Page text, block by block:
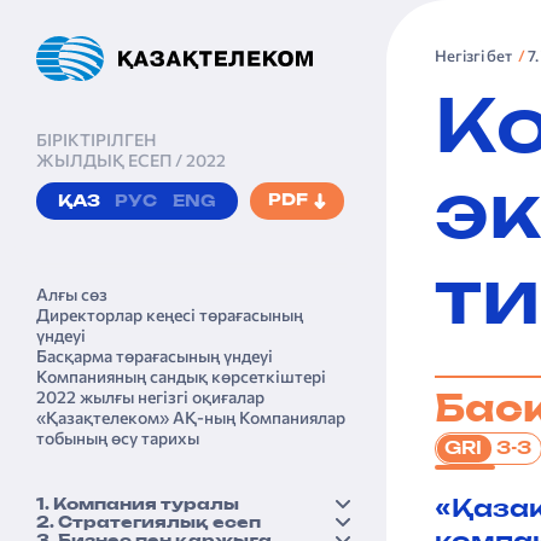
БІРІКТІРІЛГЕН
ЖЫЛДЫҚ ЕСЕП / 2022
ҚАЗ РУС ENG PDF
Алғы сөз
Директорлар кеңесі төрағасы­ның
үндеуі
Басқарма төрағасы­ның үндеуі
Компанияның сандық көрсеткіштері
2022 жылғы негізгі оқиғалар
«Қазақтеле­ком» АҚ-ның Компаниялар
тобының өсу тарихы
1. Компания туралы
Қысқаша бейіні
2. Стратегиялық есеп
Негізгі бет
GRI 3-3